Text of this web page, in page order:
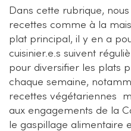
Dans cette rubrique,
recettes comme à la
plat principal, il y en a
cuisinier.e.s suivent
pour diversifier les plats
chaque semaine,
recettes végétariennes
aux engagements de la
le gaspillage alimentaire